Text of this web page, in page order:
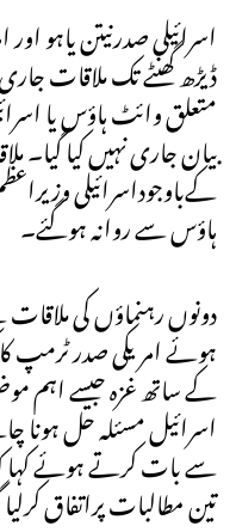
اسرائیلی صدرنیتن یاہو
ڈیڑھ گھنٹے تک ملاقات
متعلق وائٹ ہاؤس یا
بیان جاری نہیں کیا گیا۔
کےباوجوداسرائیلی
ہاؤس سے روانہ ہوگئے۔
دونوں رہنماؤں کی
ہوئے امریکی صدر ٹرمپ کا
کے ساتھ غزہ جیسے اہم
اسرائیل مسئلہ حل ہونا
سے بات کرتے ہوئے کہا
تین مطالبات پراتفاق